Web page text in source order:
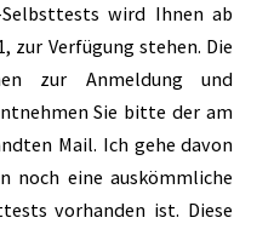
wird Ihnen ab
zur Verfügung stehen. Die
zur Anmeldung und
Sie bitte der am
Mail. Ich gehe davon
noch eine auskömmliche
vorhanden ist. Diese